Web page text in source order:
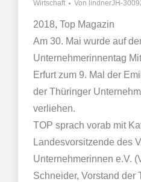
Wirtschaft Von lindnerJH-
2018, Top Magazin
Am 30. Mai wurde auf
Unternehmerinnentag
Erfurt zum 9. Mal der
der Thüringer
verliehen.
TOP sprach vorab mit
Landesvorsitzende des
Unternehmerinnen e.V.
Schneider, Vorstand der